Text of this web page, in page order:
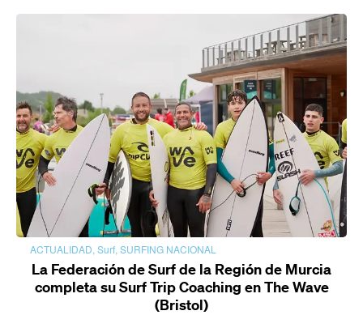
ACTUALIDAD, Surf, SURFING NACIONAL
La Federación de Surf de la Región de Murcia
completa su Surf Trip Coaching en The Wave
(Bristol)